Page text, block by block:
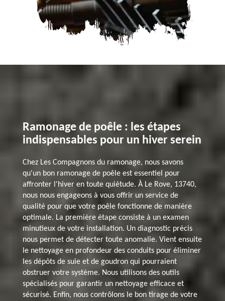
Ramonage de poêle : les étapes
indispensables pour un hiver serein
Chez Les Compagnons du ramonage, nous savons
qu'un bon ramonage de poêle est essentiel pour
affronter l'hiver en toute quiétude. À Le Rove, 13740,
nous nous engageons à vous offrir un service de
qualité pour que votre poêle fonctionne de manière
optimale. La première étape consiste à un examen
minutieux de votre installation. Un diagnostic précis
nous permet de détecter toute anomalie. Vient ensuite
le nettoyage en profondeur des conduits pour éliminer
les dépôts de suie et de goudron qui pourraient
obstruer votre système. Nous utilisons des outils
spécialisés pour garantir un nettoyage efficace et
sécurisé. Enfin, nous contrôlons le bon tirage de votre